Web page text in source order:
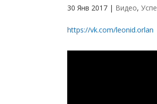
30 Янв 2017 | Видео,
https://vk.com/leonid.orlan